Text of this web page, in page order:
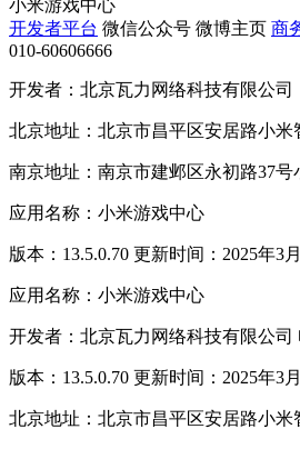
小米游戏中心
开发者平台 微信公众号 微博主页 商
010-60606666
开发者：北京瓦力网络科技有限公司
北京地址：北京市昌平区安居路小米
南京地址：南京市建邺区永初路37号
应用名称：小米游戏中心
版本：13.5.0.70 更新时间：2025年3
应用名称：小米游戏中心
开发者：北京瓦力网络科技有限公司
版本：13.5.0.70 更新时间：2025年3
北京地址：北京市昌平区安居路小米